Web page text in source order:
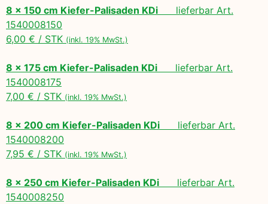
8 x 150 cm Kiefer-Palisaden KDi lieferbar Art.
1540008150
6,00 € / STK (inkl. 19% MwSt.)
8 x 175 cm Kiefer-Palisaden KDi lieferbar Art.
1540008175
7,00 € / STK (inkl. 19% MwSt.)
8 x 200 cm Kiefer-Palisaden KDi lieferbar Art.
1540008200
7,95 € / STK (inkl. 19% MwSt.)
8 x 250 cm Kiefer-Palisaden KDi lieferbar Art.
1540008250